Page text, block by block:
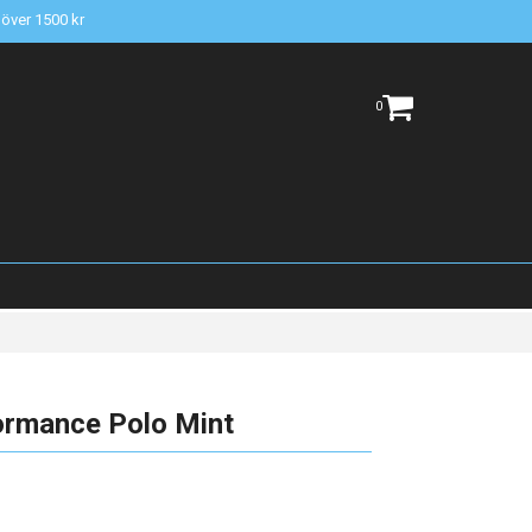
1500 kr
0
Polo Mint